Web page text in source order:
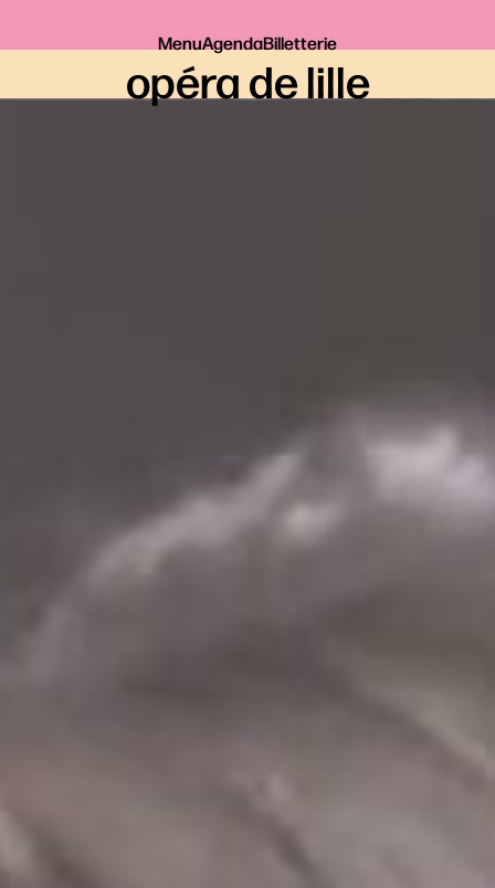
MenuAgendaBilletterie
opéra de lille